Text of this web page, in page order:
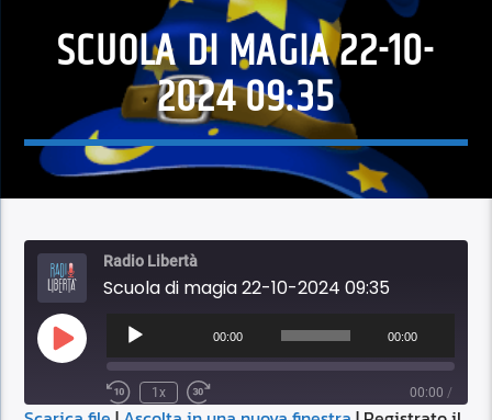
SCUOLA DI MAGIA 22-10-
2024 09:35
Radio Libertà
Scuola di magia 22-10-2024 09:35
Play
Episode
Audio
Player
00:00 00:00
1x 00:00 /